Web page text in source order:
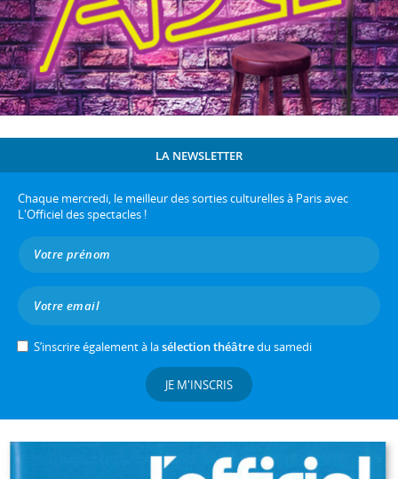
LA NEWSLETTER
Chaque mercredi, le meilleur des sorties culturelles à Paris avec
L'Officiel des spectacles !
S’inscrire également à lasélection théâtredu samedi
JE M'INSCRIS